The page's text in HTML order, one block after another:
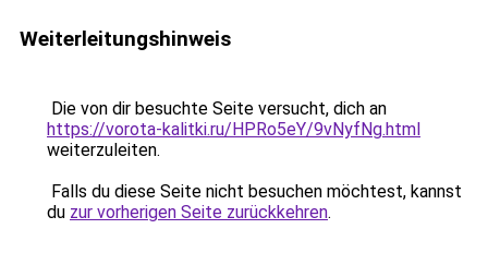
Weiterleitungshinweis
Die von dir besuchte Seite versucht, dich an
https://vorota-kalitki.ru/HPRo5eY/9vNyfNg.html
weiterzuleiten.
Falls du diese Seite nicht besuchen möchtest, kannst
du zur vorherigen Seite zurückkehren.